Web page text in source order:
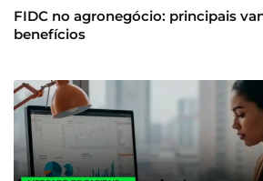
FIDC no agronegócio: principais
benefícios